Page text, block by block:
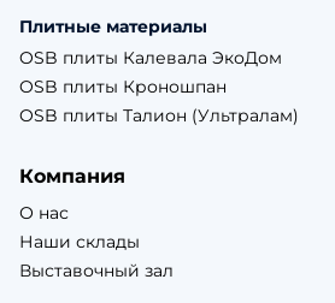
Плитные материалы
OSB плиты Калевала ЭкоДом
OSB плиты Кроношпан
OSB плиты Талион (Ультралам)
Компания
О нас
Наши склады
Выставочный зал